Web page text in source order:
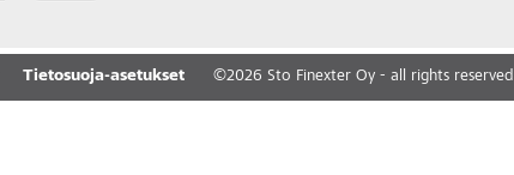
Tietosuoja-asetukset ©2026 Sto Finexter Oy - all rights reserved